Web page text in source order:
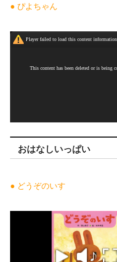
● ぴよちゃん
おはなしいっぱい
● どうぞのいす